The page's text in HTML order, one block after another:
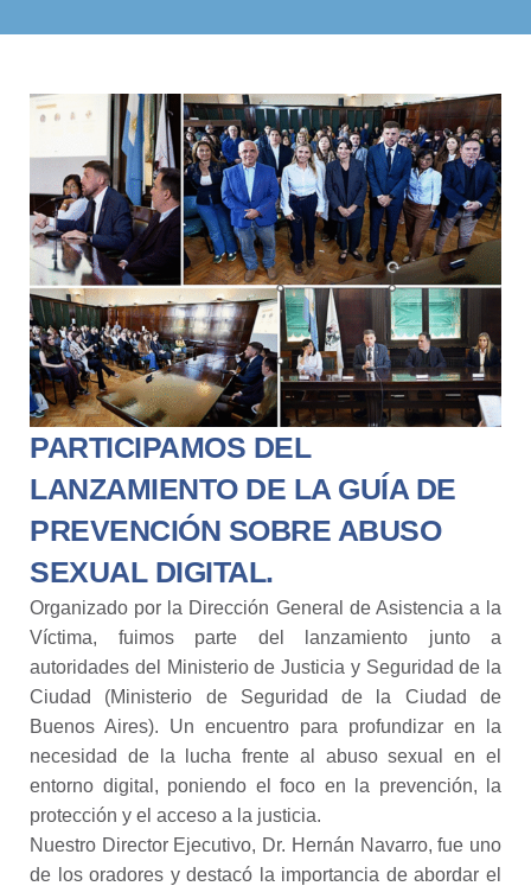
PARTICIPAMOS DEL
LANZAMIENTO DE LA GUÍA DE
PREVENCIÓN SOBRE ABUSO
SEXUAL DIGITAL.
Organizado por la Dirección General de Asistencia a la
Víctima, fuimos parte del lanzamiento junto a
autoridades del Ministerio de Justicia y Seguridad de la
Ciudad (Ministerio de Seguridad de la Ciudad de
Buenos Aires). Un encuentro para profundizar en la
necesidad de la lucha frente al abuso sexual en el
entorno digital, poniendo el foco en la prevención, la
protección y el acceso a la justicia.
Nuestro Director Ejecutivo, Dr. Hernán Navarro, fue uno
de los oradores y destacó la importancia de abordar el